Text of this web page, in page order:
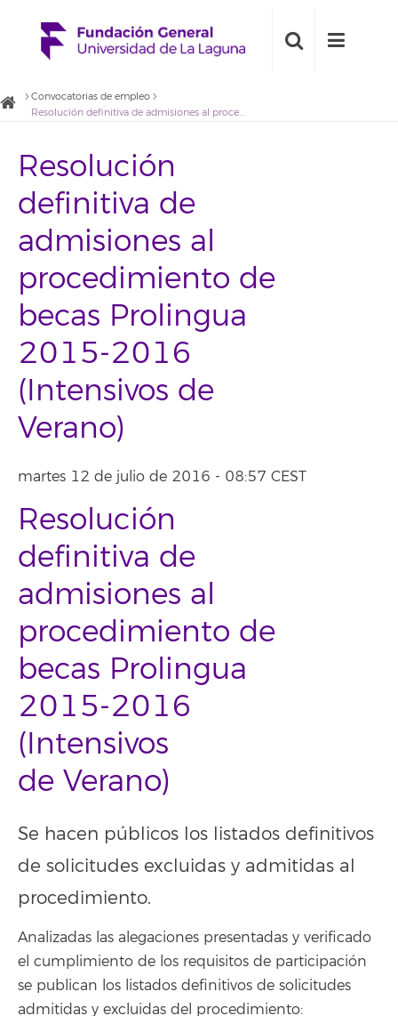
Convocatorias de empleo
Resolución definitiva de admisiones al procedimiento de becas Prolingua 2015-2016 (Intensivos de Verano)
Resolución
definitiva de
admisiones al
procedimiento de
becas Prolingua
2015-2016
(Intensivos de
Verano)
martes 12 de julio de 2016 - 08:57 CEST
Resolución
definitiva de
admisiones al
procedimiento de
becas Prolingua
2015-2016
(Intensivos
de Verano)
Se hacen públicos los listados definitivos
de solicitudes excluidas y admitidas al
procedimiento.
Analizadas las alegaciones presentadas y verificado
el cumplimiento de los requisitos de participación
se publican los listados definitivos de solicitudes
admitidas y excluidas del procedimiento: